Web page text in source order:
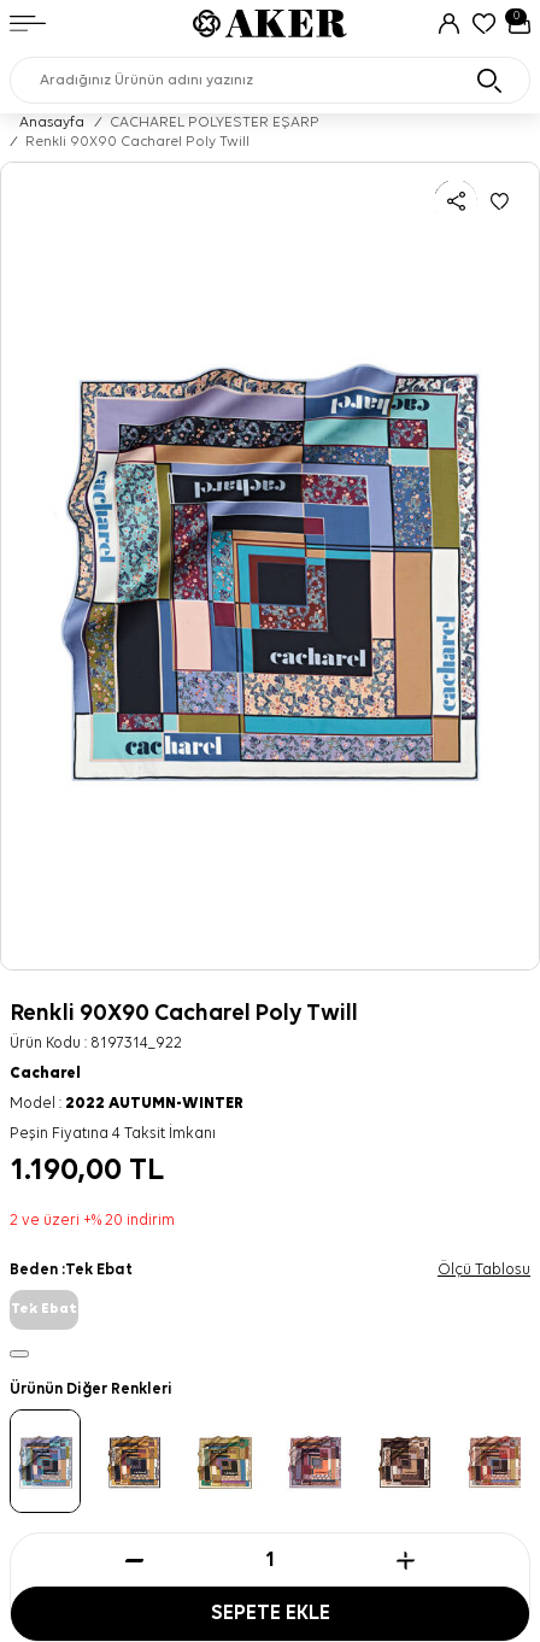
0
Anasayfa /
CACHAREL POLYESTER EŞARP
/
Renkli 90X90 Cacharel Poly Twill
Renkli 90X90 Cacharel Poly Twill
Ürün Kodu : 8197314_922
Cacharel
Model : 2022 AUTUMN-WINTER
Peşin Fiyatına 4 Taksit İmkanı
1.190,00 TL
2 ve üzeri +% 20 indirim
Beden :Tek Ebat Ölçü Tablosu
Tek Ebat
Ürünün Diğer Renkleri
SEPETE EKLE